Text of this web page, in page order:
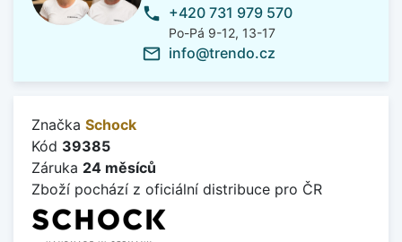
phone +420 731 979 570
Po-Pá 9-12, 13-17
mail_outline info@trendo.cz
Značka Schock
Kód 39385
Záruka 24 měsíců
Zboží pochází z oficiální distribuce pro ČR